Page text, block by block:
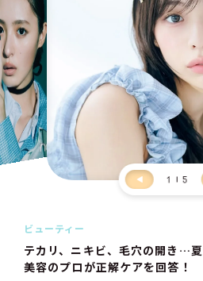
1 5
ビューティー
テカリ、ニキビ、毛穴の開き…
美容のプロが正解ケアを回答！